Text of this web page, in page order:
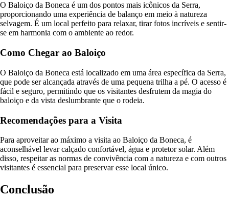
O Baloiço da Boneca é um dos pontos mais icônicos da Serra,
proporcionando uma experiência de balanço em meio à natureza
selvagem. É um local perfeito para relaxar, tirar fotos incríveis e sentir-
se em harmonia com o ambiente ao redor.
Como Chegar ao Baloiço
O Baloiço da Boneca está localizado em uma área específica da Serra,
que pode ser alcançada através de uma pequena trilha a pé. O acesso é
fácil e seguro, permitindo que os visitantes desfrutem da magia do
baloiço e da vista deslumbrante que o rodeia.
Recomendações para a Visita
Para aproveitar ao máximo a visita ao Baloiço da Boneca, é
aconselhável levar calçado confortável, água e protetor solar. Além
disso, respeitar as normas de convivência com a natureza e com outros
visitantes é essencial para preservar esse local único.
Conclusão